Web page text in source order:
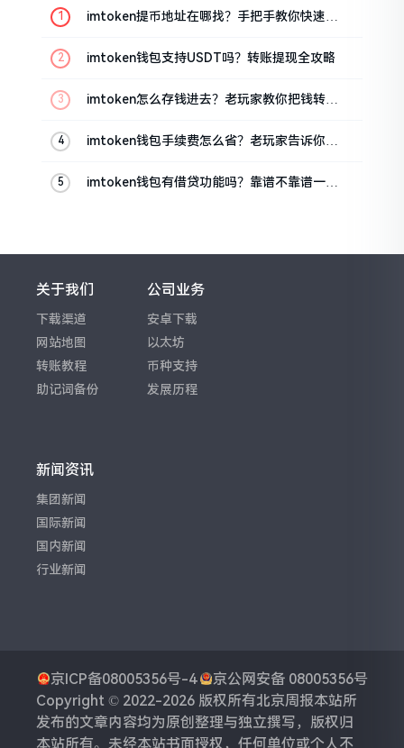
imtoken提币地址在哪找？手把手教你快速查
imtoken钱包支持USDT吗？转账提现全攻略
imtoken怎么存钱进去？老玩家教你把钱转进
imtoken钱包手续费怎么省？老玩家告诉你几
imtoken钱包有借贷功能吗？靠谱不靠谱一文
关于我们
下载渠道
网站地图
转账教程
助记词备份
公司业务
安卓下载
以太坊
币种支持
发展历程
新闻资讯
集团新闻
国际新闻
国内新闻
行业新闻
京ICP备08005356号-4
京公网安备 08005356号
Copyright © 2022-2026 版权所有北京周报本站所
发布的文章内容均为原创整理与独立撰写，版权归
本站所有。未经本站书面授权，任何单位或个人不